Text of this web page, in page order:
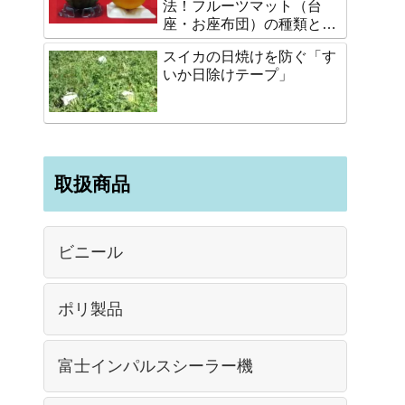
法！フルーツマット（台
座・お座布団）の種類と選
び方
スイカの日焼けを防ぐ「す
いか日除けテープ」
取扱商品
ビニール
ポリ製品
富士インパルスシーラー機